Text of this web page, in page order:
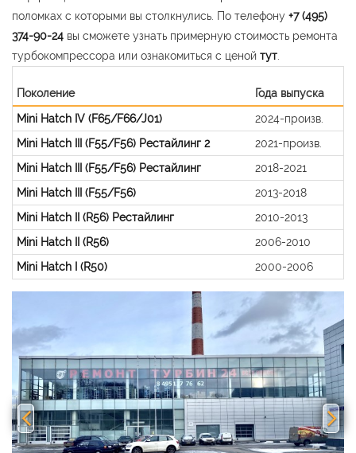
поломках с которыми вы столкнулись. По телефону +7 (495)
374-90-24 вы сможете узнать примерную стоимость ремонта
турбокомпрессора или ознакомиться с ценой тут
Поколение
Года выпуска
Mini Hatch IV (F65/F66/J01)
2024-произв.
Mini Hatch III (F55/F56) Рестайлинг 2
2021-произв.
Mini Hatch III (F55/F56) Рестайлинг
2018-2021
Mini Hatch III (F55/F56)
2013-2018
Mini Hatch II (R56) Рестайлинг
2010-2013
Mini Hatch II (R56)
2006-2010
Mini Hatch I (R50)
2000-2006